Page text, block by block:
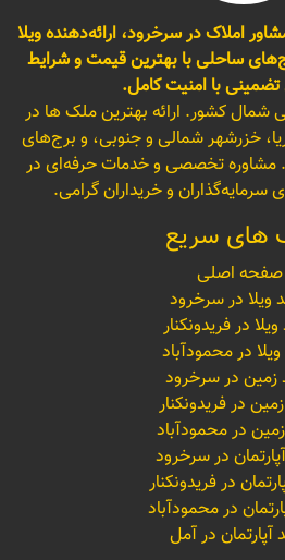
املاک در سرخرود، ارائه‌دهنده ویلا
ساحلی با بهترین قیمت و شرایط
تضمینی با امنیت کامل.
کشور. ارائه بهترین ملک ها در
خزرشهر شمالی و جنوبی، و برج‌های
مشاوره تخصصی و خدمات حرفه‌ای در
و خریداران گرامی.
های سریع
صفحه اصلی
ویلا در سرخرود
در فریدونکنار
در محمودآباد
زمین در سرخرود
در فریدونکنار
در محمودآباد
در سرخرود
در فریدونکنار
در محمودآباد
آپارتمان در آمل